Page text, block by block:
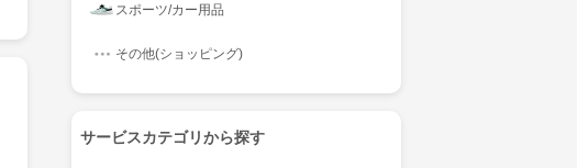
スポーツ/カー用品
その他(ショッピング)
サービスカテゴリから探す